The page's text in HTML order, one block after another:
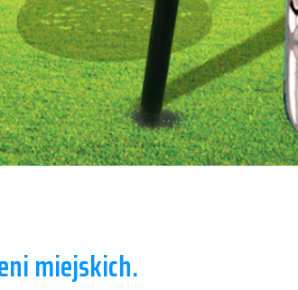
miejskich.